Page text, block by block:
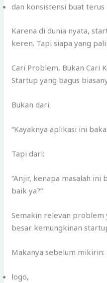
dan konsistensi buat
Karena di dunia nyata,
keren. Tapi siapa yang
Cari Problem, Bukan Cari
Startup yang bagus
Bukan dari:
“Kayaknya aplikasi ini
Tapi dari:
“Anjir, kenapa masalah ini
baik ya?”
Semakin relevan problem
besar kemungkinan
Makanya sebelum mikirin:
logo,